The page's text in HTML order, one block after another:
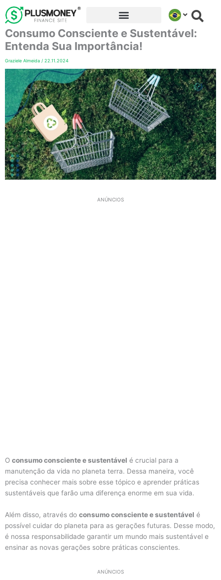
para
conteúdo
Consumo Consciente e Sustentável:
Entenda Sua Importância!
Graziele Almeida / 22.11.2024
ANÚNCIOS
O consumo consciente e sustentável é crucial para a
manutenção da vida no planeta terra. Dessa maneira, você
precisa conhecer mais sobre esse tópico e aprender práticas
sustentáveis que farão uma diferença enorme em sua vida.
Além disso, através do consumo consciente e sustentável é
possível cuidar do planeta para as gerações futuras. Desse modo,
é nossa responsabilidade garantir um mundo mais sustentável e
ensinar as novas gerações sobre práticas conscientes.
ANÚNCIOS